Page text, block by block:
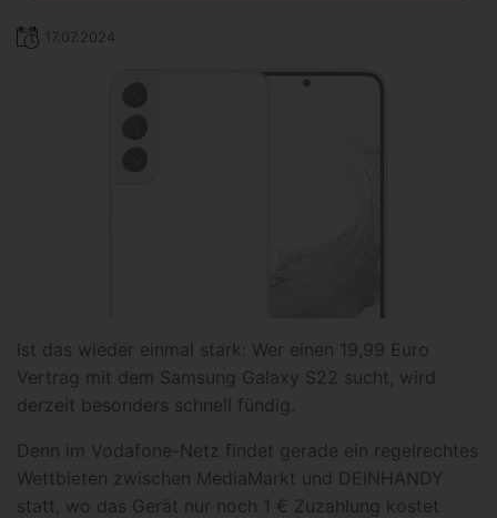
17.07.2024
Ist das wieder einmal stark: Wer einen 19,99 Euro
Vertrag mit dem Samsung Galaxy S22 sucht, wird
derzeit besonders schnell fündig.
Denn im Vodafone-Netz findet gerade ein regelrechtes
Wettbieten zwischen MediaMarkt und DEINHANDY
statt, wo das Gerät nur noch 1 € Zuzahlung kostet